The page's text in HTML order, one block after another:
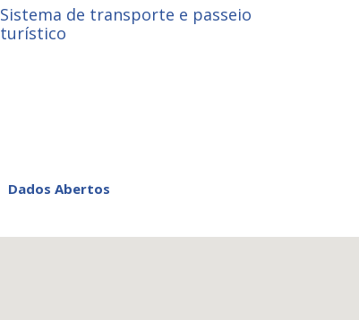
Sistema de transporte e passeio
turístico
Dados Abertos